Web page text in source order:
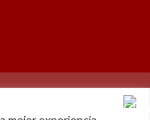
de privacidad